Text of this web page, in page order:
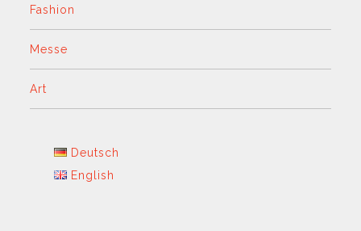
Fashion
Messe
Art
Deutsch
English